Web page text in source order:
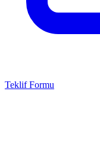
Teklif Formu